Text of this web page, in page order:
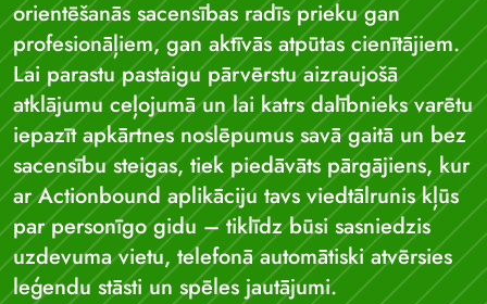
orientēšanās sacensības radīs prieku gan
profesionāļiem, gan aktīvās atpūtas cienītājiem.
Lai parastu pastaigu pārvērstu aizraujošā
atklājumu ceļojumā un lai katrs dalībnieks varētu
iepazīt apkārtnes noslēpumus savā gaitā un bez
sacensību steigas, tiek piedāvāts pārgājiens, kur
ar Actionbound aplikāciju tavs viedtālrunis kļūs
par personīgo gidu – tiklīdz būsi sasniedzis
uzdevuma vietu, telefonā automātiski atvērsies
leģendu stāsti un spēles jautājumi.